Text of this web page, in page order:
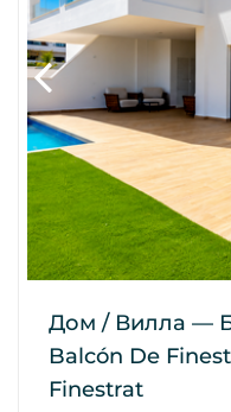
Дом / Вилла —
Balcón De
Finestrat